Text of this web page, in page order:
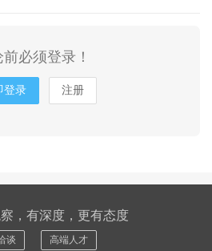
必须登录！
登录 注册
，有深度，更有态度
谈 高端人才